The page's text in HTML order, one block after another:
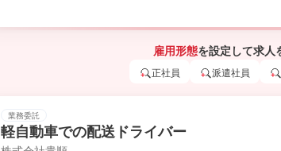
雇用形態を設定して求人
正社員 派遣社員
業務委託
軽自動車での配送ドライバー